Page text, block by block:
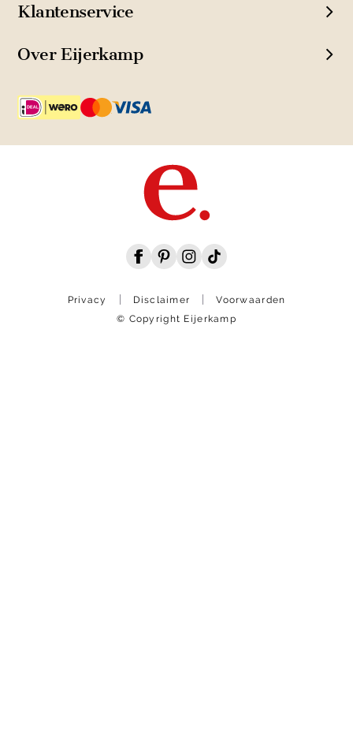
Klantenservice
Over Eijerkamp
Privacy Disclaimer
Voorwaarden
© Copyright Eijerkamp